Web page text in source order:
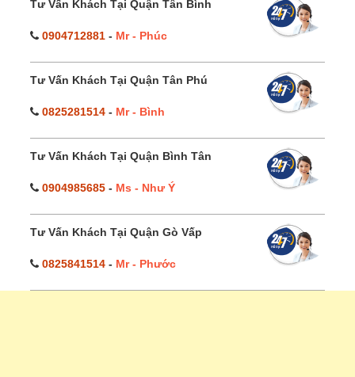
Tư Vấn Khách Tại Quận Tân Bình
0904712881 - Mr - Phúc
Tư Vấn Khách Tại Quận Tân Phú
0825281514 - Mr - Bình
Tư Vấn Khách Tại Quận Bình Tân
0904985685 - Ms - Như Ý
Tư Vấn Khách Tại Quận Gò Vấp
0825841514 - Mr - Phước